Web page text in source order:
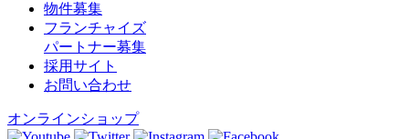
物件募集
フランチャイズ
パートナー募集
採用サイト
お問い合わせ
オンラインショップ